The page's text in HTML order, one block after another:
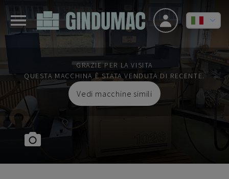
GRAZIE PER LA VISITA
QUESTA MACCHINA È STATA VENDUTA DI RECENTE.
Vedi macchine simili